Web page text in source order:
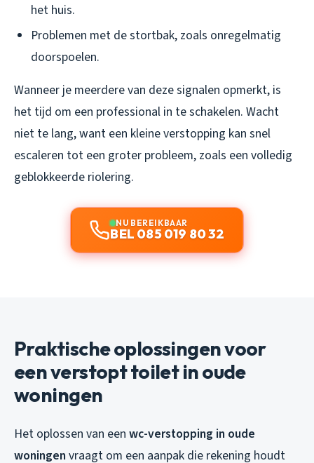
het huis.
Problemen met de stortbak, zoals onregelmatig
doorspoelen.
Wanneer je meerdere van deze signalen opmerkt, is
het tijd om een professional in te schakelen. Wacht
niet te lang, want een kleine verstopping kan snel
escaleren tot een groter probleem, zoals een volledig
geblokkeerde riolering.
NU BEREIKBAAR
BEL 085 019 80 32
Praktische oplossingen voor
een verstopt toilet in oude
woningen
Het oplossen van een wc-verstopping in oude
woningen vraagt om een aanpak die rekening houdt